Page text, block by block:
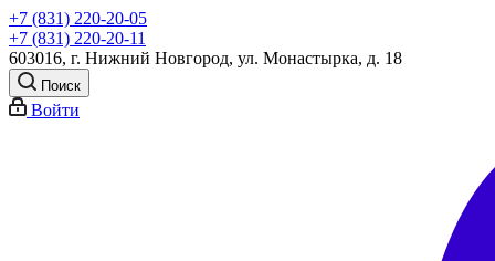
+7 (831) 220-20-05
+7 (831) 220-20-11
603016, г. Нижний Новгород, ул. Монастырка, д. 18
Поиск
Войти